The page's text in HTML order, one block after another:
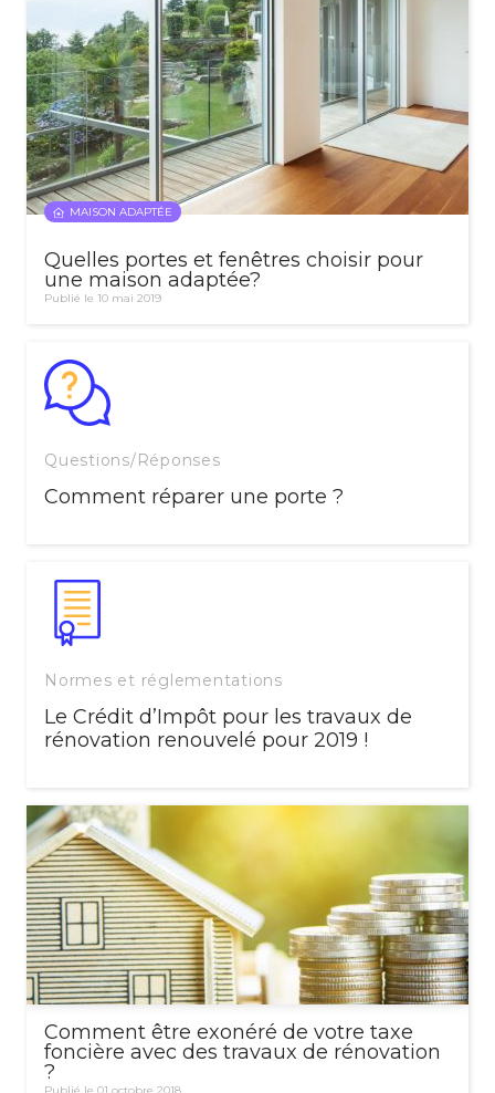
MAISON ADAPTÉE
Quelles portes et fenêtres choisir pour
une maison adaptée?
Publié le 10 mai 2019
Questions/Réponses
Comment réparer une porte ?
Normes et réglementations
Le Crédit d’Impôt pour les travaux de
rénovation renouvelé pour 2019 !
Comment être exonéré de votre taxe
foncière avec des travaux de rénovation
?
Publié le 01 octobre 2018